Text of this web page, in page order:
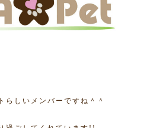
らしいメンバーですね＾＾